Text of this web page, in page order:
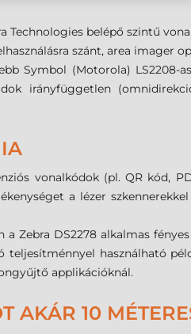
Technologies belépő szintű
szánt, area imager
Symbol (Motorola) LS2208-
irányfüggetlen
vonalkódok (pl. QR kód,
a lézer
Zebra DS2278 alkalmas
használható
applikációknál.
AKÁR 10